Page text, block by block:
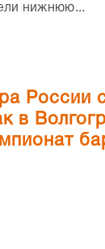
нижнюю...
России
в